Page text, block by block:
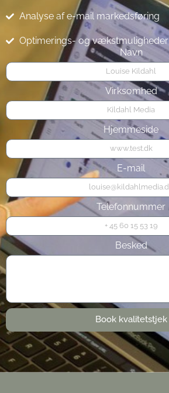
Analyse af e-mail markedsføring
Optimerings- og vækstmuligheder
Navn
Virksomhed
Hjemmeside
E-mail
Telefonnummer
Besked
Book kvalitetstjek
Alternative: